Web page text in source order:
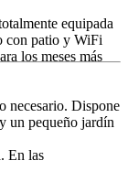
equipada
con patio y WiFi
los meses más
necesario. Dispone
un pequeño jardín
En las